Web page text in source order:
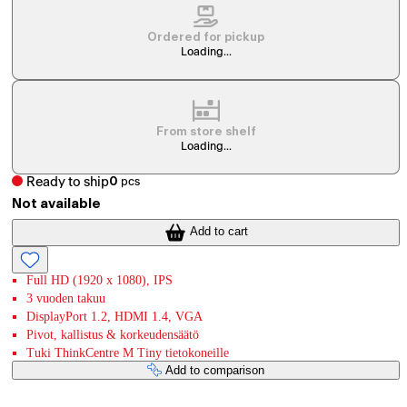
Ordered for pickup
Loading...
From store shelf
Loading...
Ready to ship0 pcs
Not available
Add to cart
Full HD (1920 x 1080), IPS
3 vuoden takuu
DisplayPort 1.2, HDMI 1.4, VGA
Pivot, kallistus & korkeudensäätö
Tuki ThinkCentre M Tiny tietokoneille
Add to comparison